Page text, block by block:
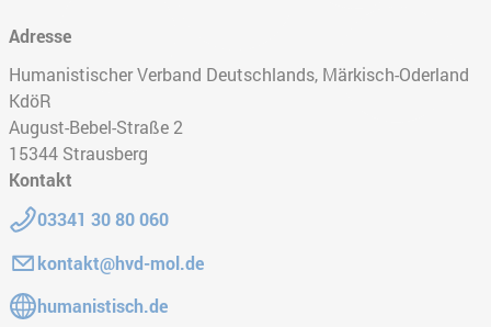
Adresse
Humanistischer Verband Deutschlands, Märkisch-Oderland
KdöR
August-Bebel-Straße 2
15344 Strausberg
Kontakt
Telefon:
03341 30 80 060
E-Mail:kontakt@hvd-mol.de
Gehe zur Website:
humanistisch.de